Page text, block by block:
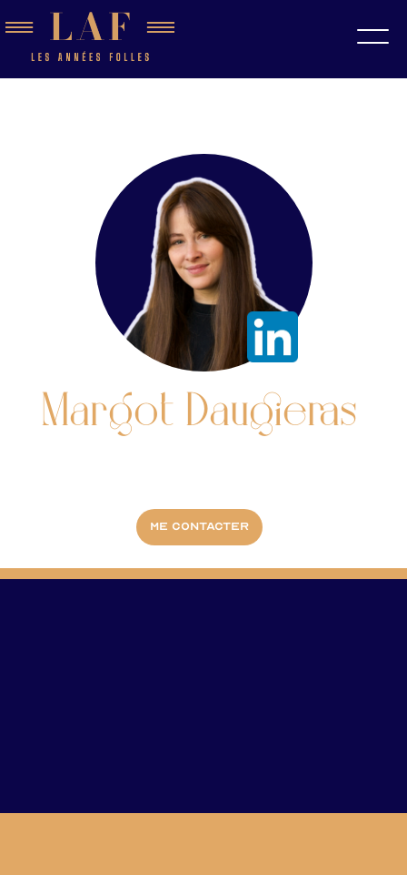
Margot Daugieras
Me contacter